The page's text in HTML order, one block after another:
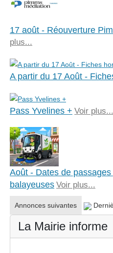
17 août - Réouverture
plus...
A partir du 17 Août -
Pass Yvelines + Voir plus...
Août - Dates de
balayeuses Voir plus...
Annonces suivantes
La Mairie informe